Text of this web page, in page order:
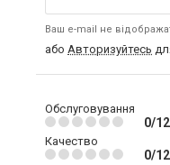
Ваш e-mail не
або Авторизуйтесь
Обслуговування
0/12
Качество
0/12